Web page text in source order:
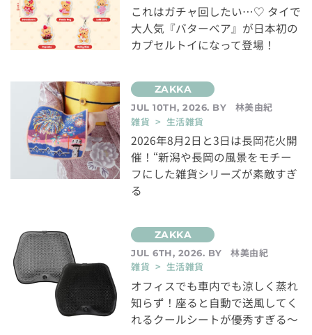
これはガチャ回したい…♡ タイで
大人気『バターベア』が日本初の
カプセルトイになって登場！
JUL 10TH, 2026. BY
林美由紀
雑貨 > 生活雑貨
2026年8月2日と3日は長岡花火開
催！“新潟や長岡の風景をモチー
フにした雑貨シリーズが素敵すぎ
る
JUL 6TH, 2026. BY
林美由紀
雑貨 > 生活雑貨
オフィスでも車内でも涼しく蒸れ
知らず！座ると自動で送風してく
れるクールシートが優秀すぎる～